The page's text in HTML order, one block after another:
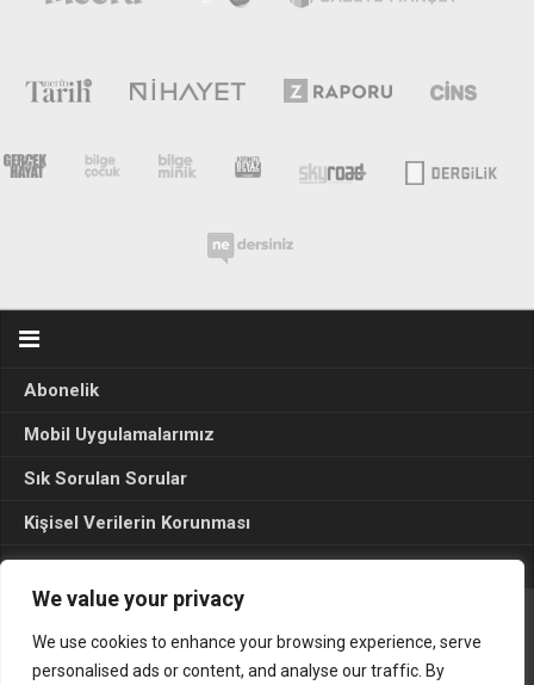
We value your privacy
We use cookies to enhance your browsing experience, serve
personalised ads or content, and analyse our traffic. By
Abonelik
Mobil Uygulamalarımız
Sık Sorulan Sorular
Kişisel Verilerin Korunması
Seçim Sonuçları 2024
Gerçek Hayat © 2015. Her hakkı sakldır.